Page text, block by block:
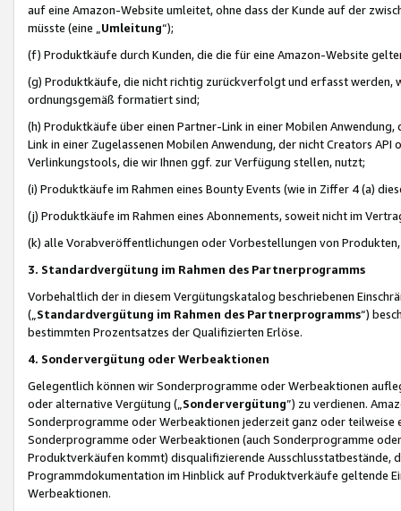
auf eine Amazon-Website umleitet, ohne dass der Kunde auf der
müsste (eine „ Umleitung“);
(f) Produktkäufe durch Kunden, die die für eine Amazon-Website
(g) Produktkäufe, die nicht richtig zurückverfolgt und erfasst werden,
ordnungsgemäß formatiert sind;
(h) Produktkäufe über einen Partner-Link in einer Mobilen
Link in einer Zugelassenen Mobilen Anwendung, der nicht Creators
Verlinkungstools, die wir Ihnen ggf. zur Verfügung stellen, nutzt;
(i) Produktkäufe im Rahmen eines Bounty Events (wie in Ziffer 4 (a)
(j) Produktkäufe im Rahmen eines Abonnements, soweit nicht im
(k) alle Vorabveröffentlichungen oder Vorbestellungen von
3. Standardvergütung im Rahmen des Partnerprogramms
Vorbehaltlich der in diesem Vergütungskatalog beschriebenen
(„ Standardvergütung im Rahmen des Partnerprogramms“)
bestimmten Prozentsatzes der Qualifizierten Erlöse.
4. Sondervergütung oder Werbeaktionen
Gelegentlich können wir Sonderprogramme oder Werbeaktionen
oder alternative Vergütung („ Sondervergütung”) zu verdienen.
Sonderprogramme oder Werbeaktionen jederzeit ganz oder
Sonderprogramme oder Werbeaktionen (auch Sonderprogramme
Produktverkäufen kommt) disqualifizierende Ausschlusstatbestände,
Programmdokumentation im Hinblick auf Produktverkäufe geltende
Werbeaktionen.